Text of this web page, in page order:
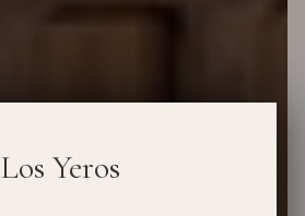
Los Yeros